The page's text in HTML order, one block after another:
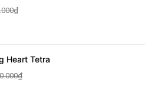
Heart Tetra